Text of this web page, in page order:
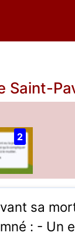
Saint-
2
sa
: - Un